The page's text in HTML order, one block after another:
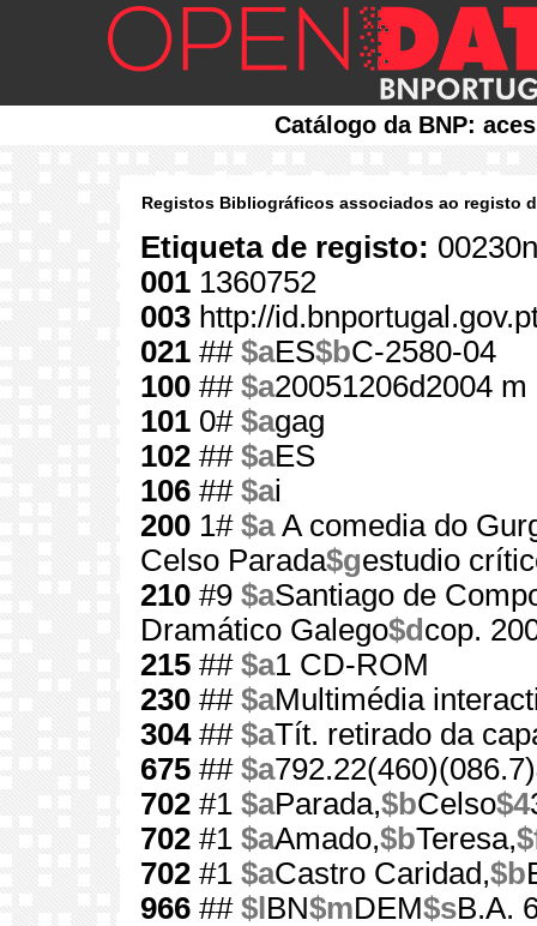
Catálogo da BNP:
Registos Bibliográficos associados ao registo
Etiqueta de registo:
001 1360752
003 http://
021 ## $aES$bC-2580-04
100 ## $a20051206d2004
101 0# $agag
102 ## $aES
106 ## $ai
200 1# $aA comedia do
Celso Parada$gestudio
210 #9 $aSantiago de
Dramático Galego$d cop.
215 ## $a1 CD-ROM
230 ## $aMultimédia
304## $aTít. retirado da
675 ## $a792.22(460)(086.7)
702 #1 $aParada,$bCelso$4
702 #1 $aAmado,$bTeresa,
702 #1 $aCastro Caridad,$b
966 ## $l BN$mDEM$sB.A.